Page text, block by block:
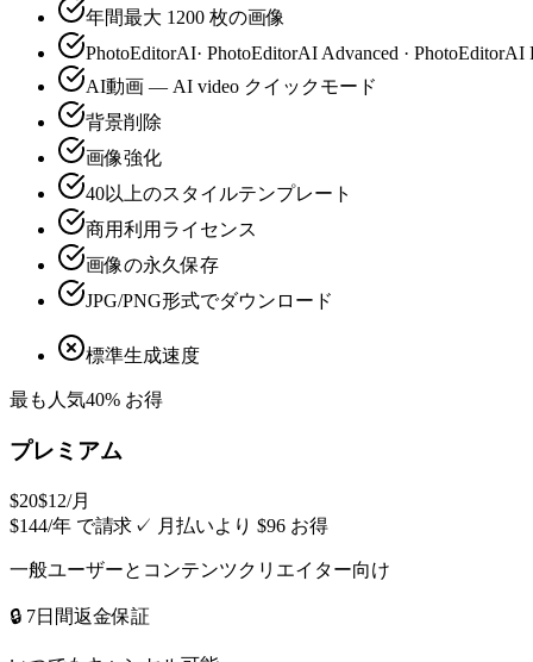
年間最大 1200 枚の画像
PhotoEditorAI· PhotoEditorAI Advanced · PhotoEditorAI
AI動画 — AI video クイックモード
背景削除
画像強化
40以上のスタイルテンプレート
商用利用ライセンス
画像の永久保存
JPG/PNG形式でダウンロード
標準生成速度
最も人気40% お得
プレミアム
$20$12/月
$144/年 で請求 ✓ 月払いより $96 お得
一般ユーザーとコンテンツクリエイター向け
🔒 7日間返金保証